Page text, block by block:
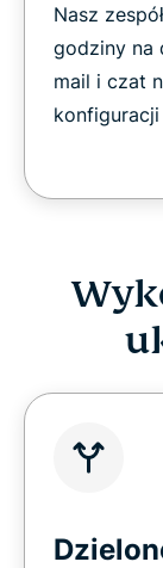
Nasz
godziny na
mail i czat